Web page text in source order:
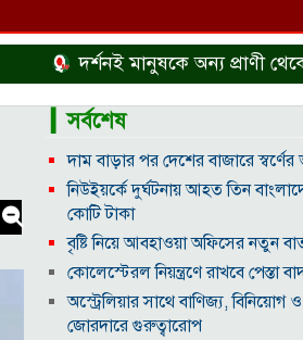
দর্শনই মানুষকে অন্য প্রাণী থেকে
▎সর্বশেষ
দাম বাড়ার পর দেশের বাজারে
নিউইয়র্কে দুর্ঘটনায় আহত তিন
কোটি টাকা
বৃষ্টি নিয়ে আবহাওয়া অফিসের নতুন
কোলেস্টেরল নিয়ন্ত্রণে রাখবে পেস্তা
অস্ট্রেলিয়ার সাথে বাণিজ্য, বিনিয়োগ
জোরদারে গুরুত্বারোপ